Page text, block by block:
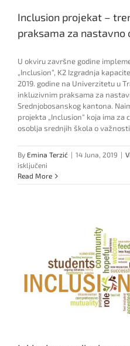
Inclusion projekat –
praksama za nastavno
U okviru završne godine
„Inclusion“, K2 Izgradnja
2019. godine na Univerzitetu u
inkluzivnim praksama za
Srednjobosanskog kantona.
projekta „Inclusion“ koja ima
osoblja srednjih škola o
By Emina Terzić | 14 Juna, 2019 |
isključeni
Inclusion
projekat
nastavno
osoblje
srednjih
škola
Read More